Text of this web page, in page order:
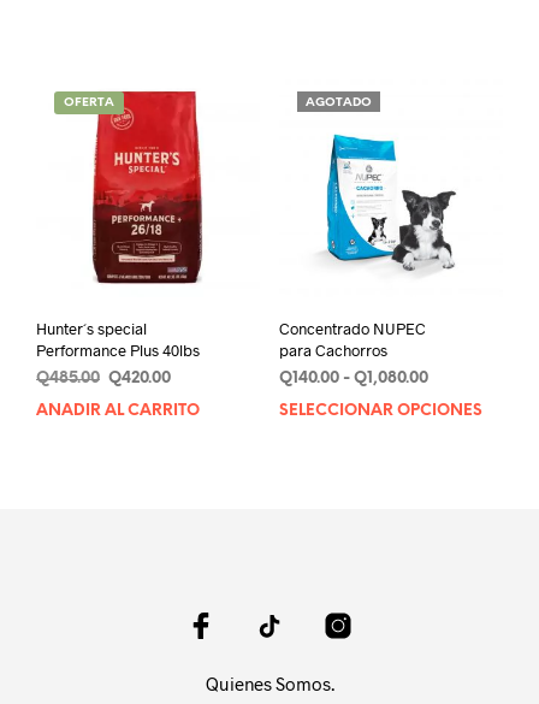
OFERTA
Hunter´s special
Performance Plus 40lbs
Q485.00 Original
price
Q420.00Current
price
AÑADIR AL CARRITO
AGOTADO
Concentrado NUPEC
para Cachorros
Q140.00 - Q1,080.00Rango
de
SELECCIONAR OPCIONES
Quienes Somos.